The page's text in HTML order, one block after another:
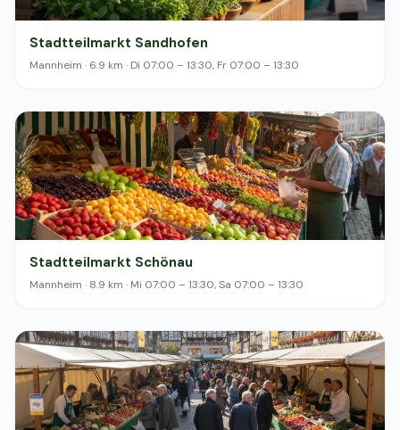
Stadtteilmarkt Sandhofen
Mannheim · 6.9 km · Di 07:00 – 13:30, Fr 07:00 – 13:30
Stadtteilmarkt Schönau
Mannheim · 8.9 km · Mi 07:00 – 13:30, Sa 07:00 – 13:30